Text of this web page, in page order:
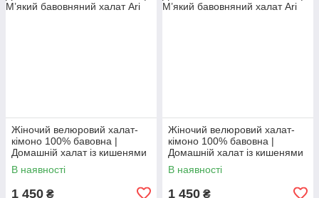
Жіночий велюровий халат-
кімоно 100% бавовна |
Домашній халат із кишенями
| М’який бавовняний халат
В наявності
1 450 ₴
Жіночий велюровий халат-
кімоно 100% бавовна |
Домашній халат із кишенями
| М’який бавовняний халат
В наявності
1 450 ₴